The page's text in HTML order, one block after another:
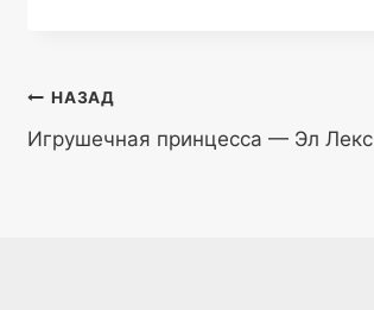
Навигация
по
НАЗАД
Игрушечная принцесса — Эл Лекс